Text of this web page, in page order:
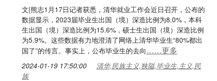
文|熊志1月17日记者获悉，清华就业工作会近日召开，公布的
数据显示，2023届毕业生出国（境）深造比例为8.0%，本科
生出国（境）深造比例为15.6%，硕士生出国（境）深造比例
为5.9%。这些数据有力地澄清了网络上清华毕业生“80%都出
国了”的传言。事实上，公布毕业生的去向……更多
2024-01-19 17:50:00
清华,民族主义,狭隘,毕业生,主义,民
族